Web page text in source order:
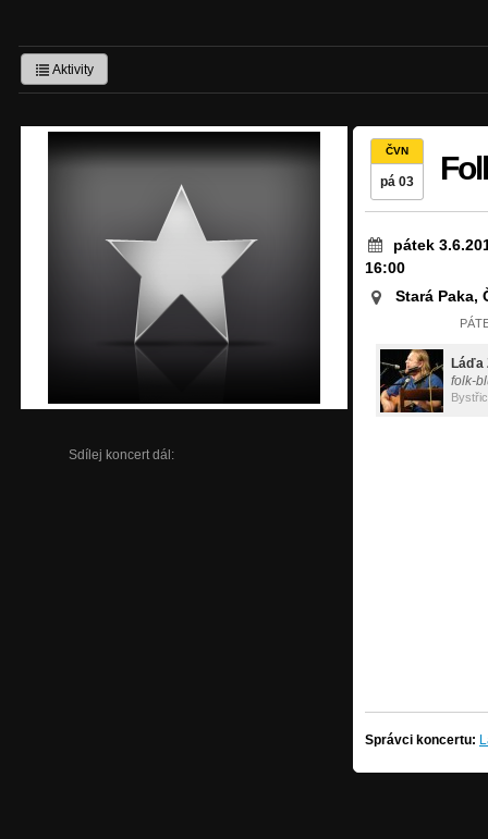
Aktivity
Sdílej koncert dál:
ČVN
pá 03
pátek
16:00
Stará Paka,
Láďa
folk-
Správci koncertu: